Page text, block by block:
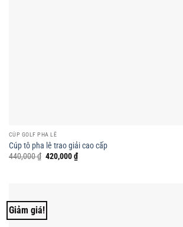
CÚP GOLF PHA LÊ
Cúp tô pha lê trao giải cao cấp
440,000₫ Giá
420,000₫Giá
hiện
Giảm giá!